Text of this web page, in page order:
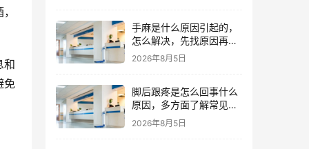
和
免
手麻是什么原因引起的，
怎么解决，先找原因再调
理
2026年8月5日
脚后跟疼是怎么回事什么
原因，多方面了解常见诱
因
2026年8月5日